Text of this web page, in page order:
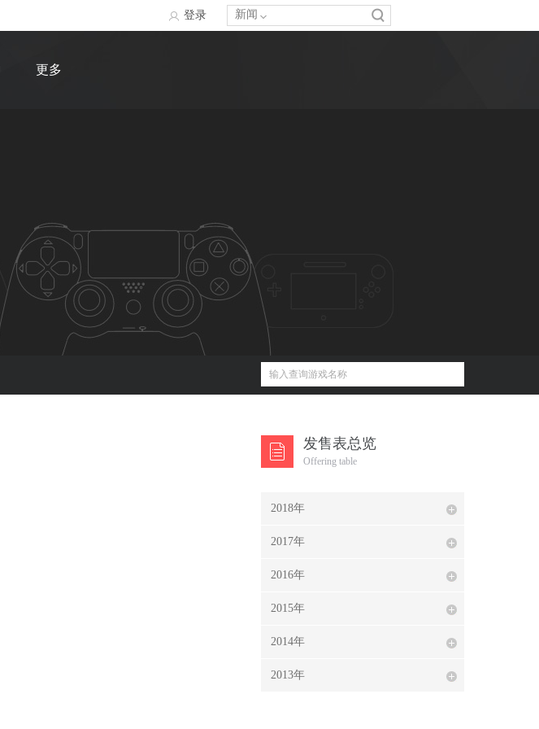
新闻
登录
更多
发售表总览
Offering table
2018年
2017年
2016年
2015年
2014年
2013年